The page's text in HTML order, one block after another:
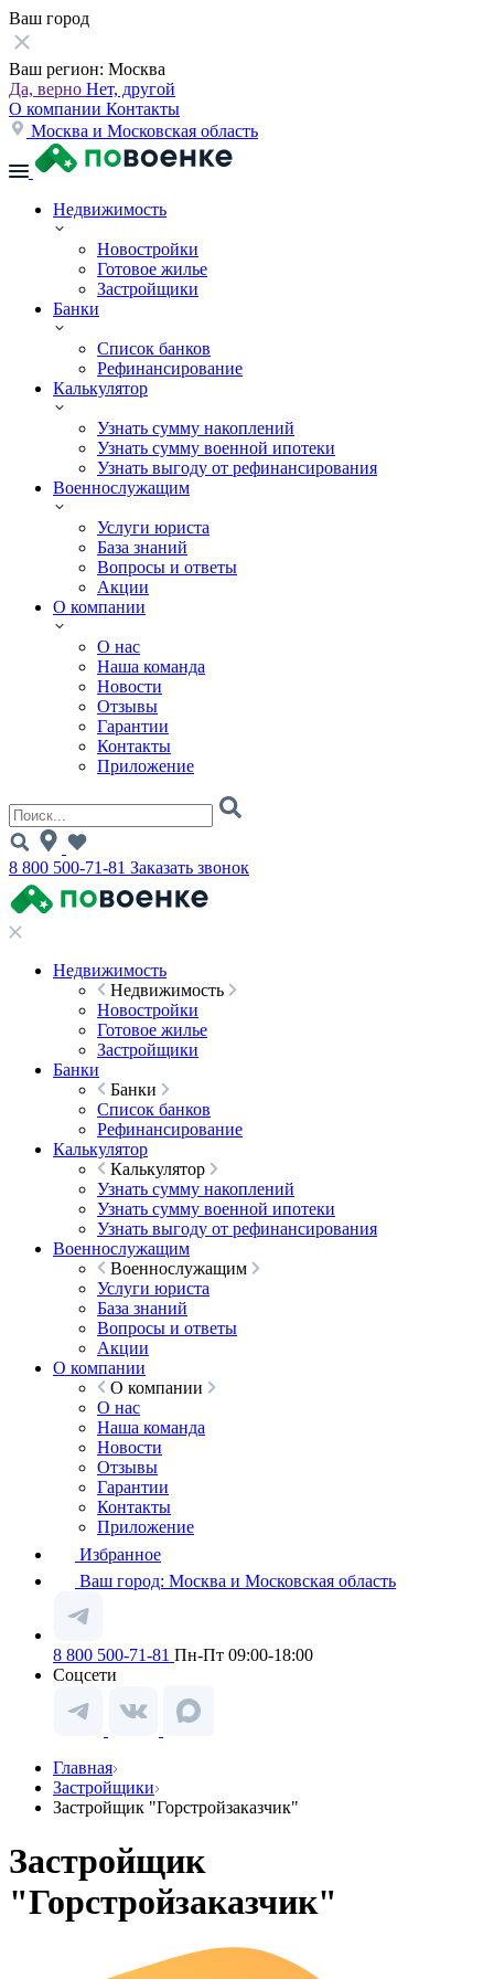
Ваш город
Ваш регион: Москва
Да, верно Нет, другой
О компании Контакты
Москва и Московская область
Недвижимость
Новостройки
Готовое жилье
Застройщики
Банки
Список банков
Рефинансирование
Калькулятор
Узнать сумму накоплений
Узнать сумму военной ипотеки
Узнать выгоду от рефинансирования
Военнослужащим
Услуги юриста
База знаний
Вопросы и ответы
Акции
О компании
О нас
Наша команда
Новости
Отзывы
Гарантии
Контакты
Приложение
8 800 500-71-81 Заказать звонок
Недвижимость
Недвижимость
Новостройки
Готовое жилье
Застройщики
Банки
Банки
Список банков
Рефинансирование
Калькулятор
Калькулятор
Узнать сумму накоплений
Узнать сумму военной ипотеки
Узнать выгоду от рефинансирования
Военнослужащим
Военнослужащим
Услуги юриста
База знаний
Вопросы и ответы
Акции
О компании
О компании
О нас
Наша команда
Новости
Отзывы
Гарантии
Контакты
Приложение
Избранное
Ваш город: Москва и Московская область
8 800 500-71-81 Пн-Пт 09:00-18:00
Соцсети
Главная
Застройщики
Застройщик "Горстройзаказчик"
Застройщик
"Горстройзаказчик"